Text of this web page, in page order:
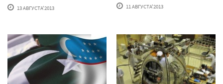
13 АВГУСТА'2013 11 АВГУСТА'2013